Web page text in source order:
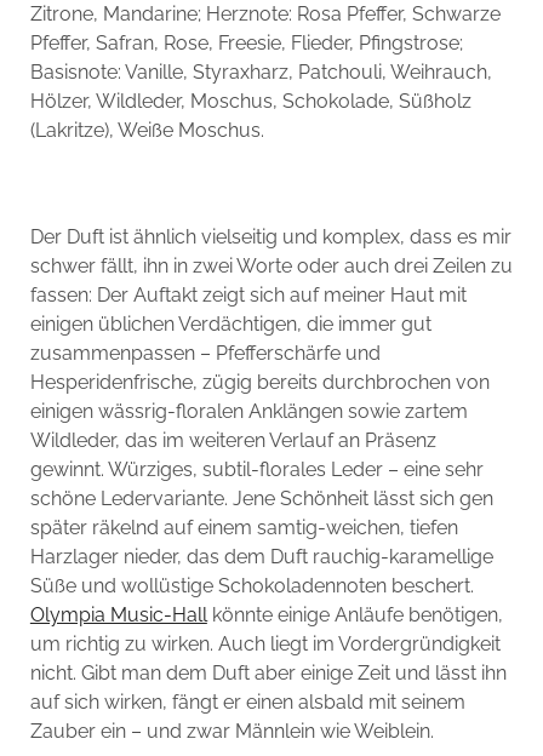
Zitrone, Mandarine; Herznote: Rosa Pfeffer, Schwarze
Pfeffer, Safran, Rose, Freesie, Flieder, Pfingstrose;
Basisnote: Vanille, Styraxharz, Patchouli, Weihrauch,
Hölzer, Wildleder, Moschus, Schokolade, Süßholz
(Lakritze), Weiße Moschus.
Der Duft ist ähnlich vielseitig und komplex, dass es mir
schwer fällt, ihn in zwei Worte oder auch drei Zeilen zu
fassen: Der Auftakt zeigt sich auf meiner Haut mit
einigen üblichen Verdächtigen, die immer gut
zusammenpassen – Pfefferschärfe und
Hesperidenfrische, zügig bereits durchbrochen von
einigen wässrig-floralen Anklängen sowie zartem
Wildleder, das im weiteren Verlauf an Präsenz
gewinnt. Würziges, subtil-florales Leder – eine sehr
schöne Ledervariante. Jene Schönheit lässt sich gen
später räkelnd auf einem samtig-weichen, tiefen
Harzlager nieder, das dem Duft rauchig-karamellige
Süße und wollüstige Schokoladennoten beschert.
Olympia Music-Hallkönnte einige Anläufe benötigen,
um richtig zu wirken. Auch liegt im Vordergründigkeit
nicht. Gibt man dem Duft aber einige Zeit und lässt ihn
auf sich wirken, fängt er einen alsbald mit seinem
Zauber ein – und zwar Männlein wie Weiblein.